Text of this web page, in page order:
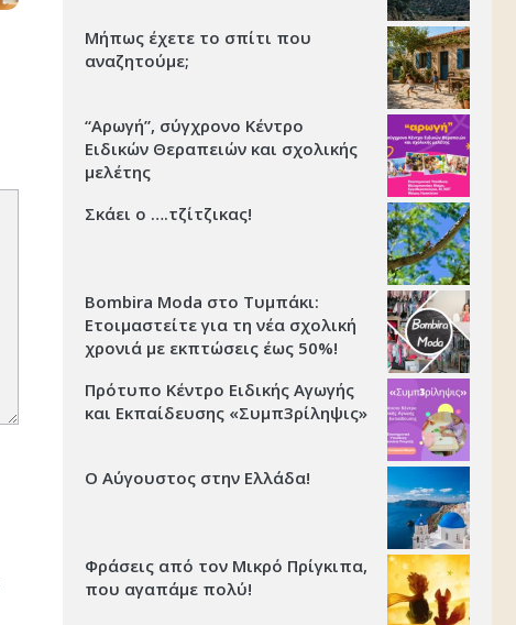
Μήπως έχετε το σπίτι που
αναζητούμε;
“Αρωγή”, σύγχρονο Κέντρο
Ειδικών Θεραπειών και σχολικής
μελέτης
Σκάει ο ….τζίτζικας!
Bombira Moda στο Τυμπάκι:
Ετοιμαστείτε για τη νέα σχολική
χρονιά με εκπτώσεις έως 50%!
Πρότυπο Κέντρο Ειδικής Αγωγής
και Εκπαίδευσης «Συμπ3ρίληψις»
Ο Αύγουστος στην Ελλάδα!
Φράσεις από τον Μικρό Πρίγκιπα,
που αγαπάμε πολύ!